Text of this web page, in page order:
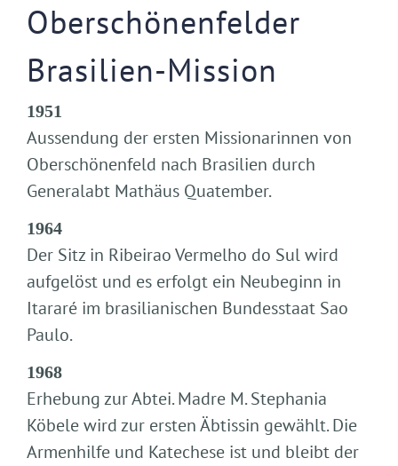
Oberschönenfelder
Brasilien-Mission
1951
Aussendung der ersten Missionarinnen von
Oberschönenfeld nach Brasilien durch
Generalabt Mathäus Quatember.
1964
Der Sitz in Ribeirao Vermelho do Sul wird
aufgelöst und es erfolgt ein Neubeginn in
Itararé im brasilianischen Bundesstaat Sao
Paulo.
1968
Erhebung zur Abtei. Madre M. Stephania
Köbele wird zur ersten Äbtissin gewählt. Die
Armenhilfe und Katechese ist und bleibt der